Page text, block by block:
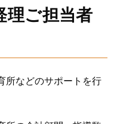
理ご担当者
所などのサポートを行